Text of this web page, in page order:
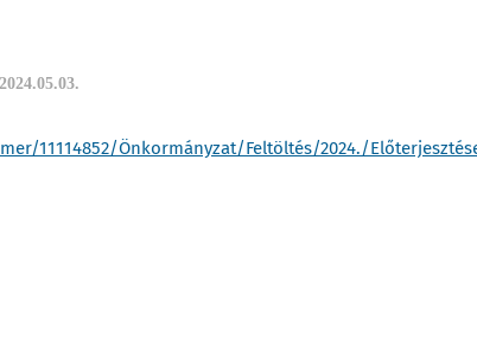
2024.05.03.
11114852/Önkormányzat/Feltöltés/2024./